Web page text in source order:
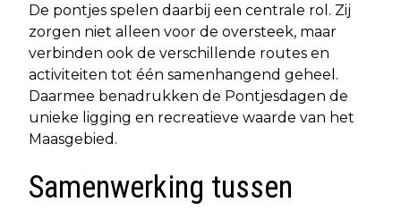
De pontjes spelen daarbij een centrale rol. Zij
zorgen niet alleen voor de oversteek, maar
verbinden ook de verschillende routes en
activiteiten tot één samenhangend geheel.
Daarmee benadrukken de Pontjesdagen de
unieke ligging en recreatieve waarde van het
Maasgebied.
Samenwerking tussen